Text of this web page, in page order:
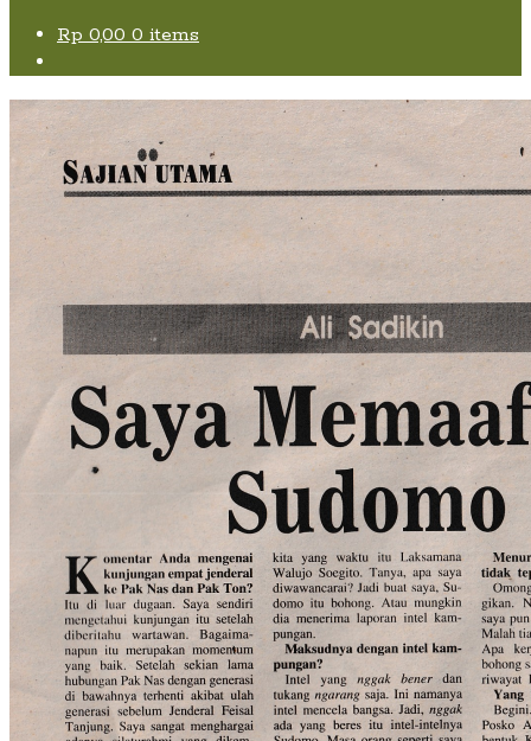
Rp 0,00 0 items